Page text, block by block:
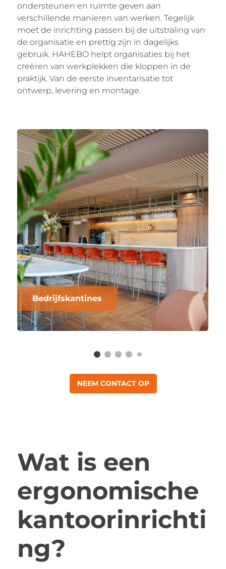
ondersteunen en ruimte geven aan
verschillende manieren van werken. Tegelijk
moet de inrichting passen bij de uitstraling van
de organisatie en prettig zijn in dagelijks
gebruik. HAHEBO helpt organisaties bij het
creëren van werkplekken die kloppen in de
praktijk. Van de eerste inventarisatie tot
ontwerp, levering en montage.
Bedrijfskantines
NEEM CONTACT OP
Wat is een
ergonomische
kantoorinrichti
ng?